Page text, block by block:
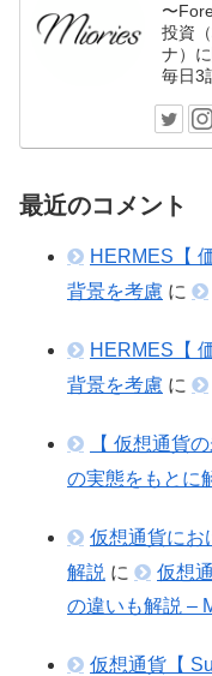
〜
投資
ナ）
毎日3
最近のコメント
HERMES【
背景を考慮 に
HERMES【
背景を考慮 に
【 仮想通貨
の実態をもとに
仮想通貨にお
解説 に
仮想
の違いも解説 –
仮想通貨【